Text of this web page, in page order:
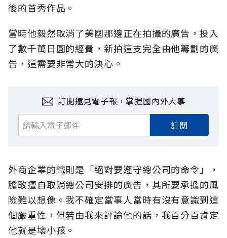
後的首秀作品。
當時他毅然取消了美國那邊正在拍攝的廣告，投入
了數千萬日圓的經費，新拍這支完全由他籌劃的廣
告，這需要非常大的決心。
訂閱遠見電子報，掌握國內外大事
訂閱
外商企業的鐵則是「絕對要遵守總公司的命令」，
膽敢擅自取消總公司安排的廣告，其所要承擔的風
險難以想像。我不確定當事人當時有沒有意識到這
個嚴重性，但若由我來評論他的話，我百分百肯定
他就是壞小孩。